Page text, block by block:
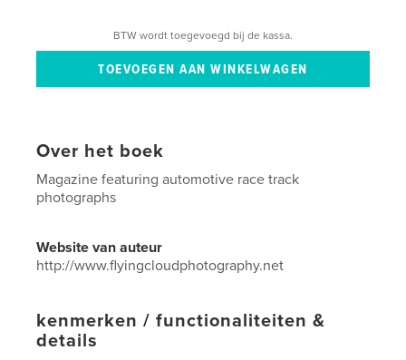
BTW wordt toegevoegd bij de kassa.
Over het boek
Magazine featuring automotive race track
photographs
Website van auteur
http://www.flyingcloudphotography.net
kenmerken / functionaliteiten &
details